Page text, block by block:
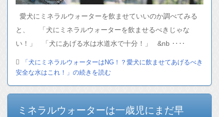
愛犬にミネラルウォーターを飲ませていいのか調べてみる
と、 「犬にミネラルウォーターを飲ませるべきじゃな
い！」 「犬にあげる水は水道水で十分！」 &nb ‥‥
「犬にミネラルウォーターはNG！？愛犬に飲ませてあげるべき
安全な水はこれ！」の続きを読む
ミネラルウォーターは一歳児にまだ早